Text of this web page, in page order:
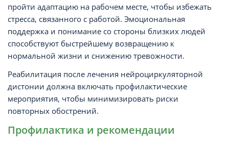
пройти адаптацию на рабочем месте, чтобы избежать
стресса, связанного с работой. Эмоциональная
поддержка и понимание со стороны близких людей
способствуют быстрейшему возвращению к
нормальной жизни и снижению тревожности.
Реабилитация после лечения нейроциркуляторной
дистонии должна включать профилактические
мероприятия, чтобы минимизировать риски
повторных обострений.
Профилактика и рекомендации